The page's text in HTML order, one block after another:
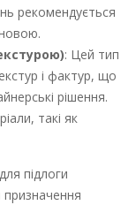
рекомендується
: Цей тип
і фактур, що
рішення.
такі як
підлоги
призначення